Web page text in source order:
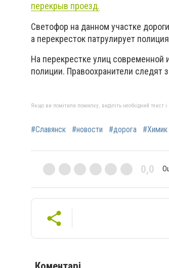
перекрыв проезд.
Светофор на данном участке
а перекресток патрулирует
На перекрестке улиц
полиции. Правоохранители
Якщо ви помітили помилку, виділіть необхідний текст
#Славянск #новости #дорога #Химик
0,0